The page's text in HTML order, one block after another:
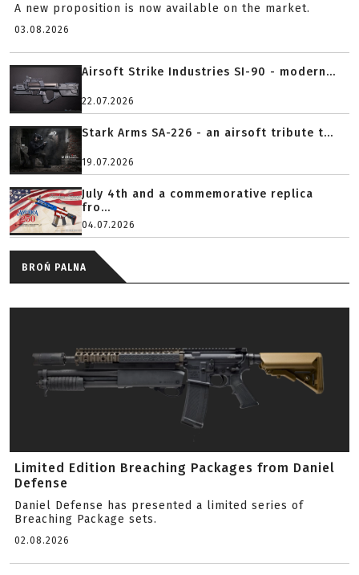
A new proposition is now available on the market.
03.08.2026
Airsoft Strike Industries SI-90 - modern...
22.07.2026
Stark Arms SA-226 - an airsoft tribute t...
19.07.2026
July 4th and a commemorative replica
fro...
04.07.2026
BROŃ PALNA
Limited Edition Breaching Packages from Daniel
Defense
Daniel Defense has presented a limited series of
Breaching Package sets.
02.08.2026